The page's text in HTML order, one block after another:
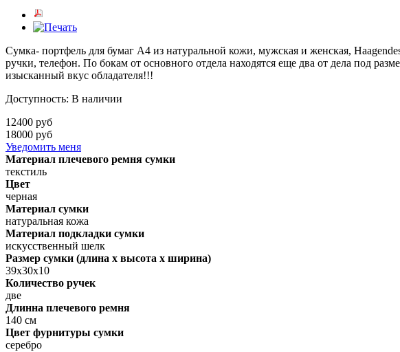
Сумка- портфель для бумаг А4 из натуральной кожи, мужская и женская,
ручки, телефон. По бокам от основного отдела находятся еще два от дела под
изысканный вкус обладателя!!!
Доступность: В наличии
12400 руб
18000 руб
Уведомить меня
Материал плечевого ремня сумки
текстиль
Цвет
черная
Материал сумки
натуральная кожа
Материал подкладки сумки
искусственный шелк
Размер сумки (длина х высота х ширина)
39х30х10
Количество ручек
две
Длинна плечевого ремня
140 см
Цвет фурнитуры сумки
серебро